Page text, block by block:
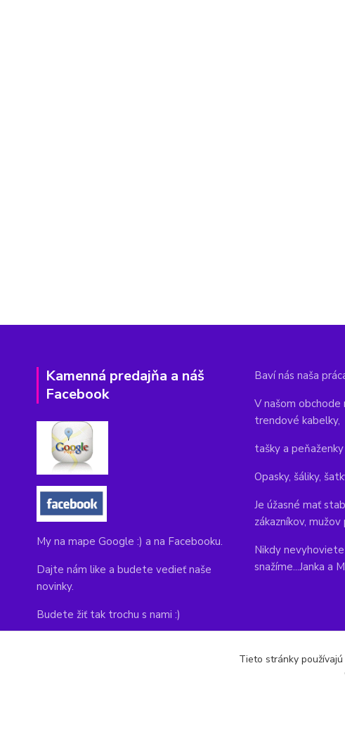
Kamenná predajňa a náš
Facebook
My na mape Google :) a na Facebooku.
Dajte nám like a budete vedieť naše
novinky.
Budete žiť tak trochu s nami :)
Baví nás naša
V našom obchode
trendové kabelky,
tašky a
Opasky, šáliky,
Je úžasné mať
zákazníkov, mužov
Nikdy
snažíme...Janka a
Tieto stránky